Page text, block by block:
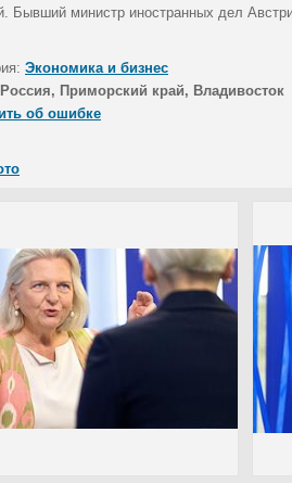
Бывший министр иностранных дел
Экономика и бизнес
Россия, Приморский край, Владивосток
об ошибке